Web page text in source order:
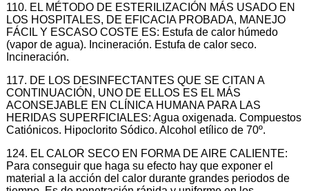
110. EL MÉTODO DE ESTERILIZACIÓN MÁS USADO EN
LOS HOSPITALES, DE EFICACIA PROBADA, MANEJO
FÁCIL Y ESCASO COSTE ES: Estufa de calor húmedo
(vapor de agua). Incineración. Estufa de calor seco.
Incineración.
117. DE LOS DESINFECTANTES QUE SE CITAN A
CONTINUACIÓN, UNO DE ELLOS ES EL MÁS
ACONSEJABLE EN CLÍNICA HUMANA PARA LAS
HERIDAS SUPERFICIALES: Agua oxigenada. Compuestos
Catiónicos. Hipoclorito Sódico. Alcohol etílico de 70º.
124. EL CALOR SECO EN FORMA DE AIRE CALIENTE:
Para conseguir que haga su efecto hay que exponer el
material a la acción del calor durante grandes periodos de